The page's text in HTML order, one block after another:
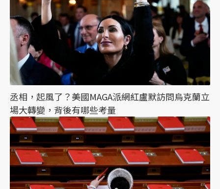
丞相，起風了？美國MAGA派網紅盧默訪問烏克蘭立
場大轉變，背後有哪些考量